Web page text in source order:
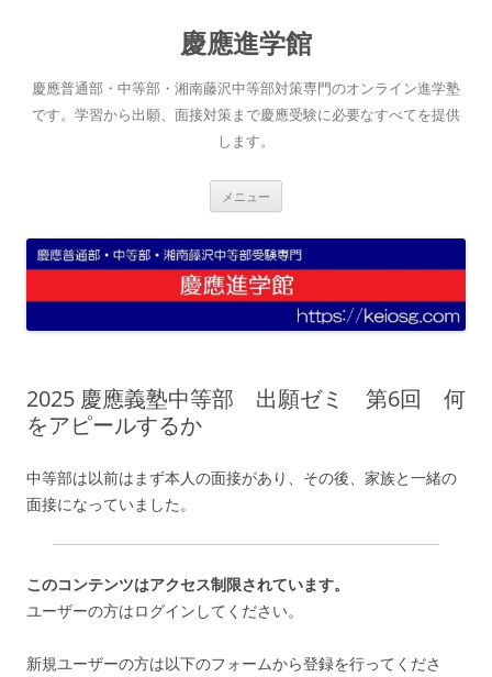
へ
ス
キ
慶應進学館
慶應普通部・中等部・湘南藤沢中等部対策専門のオンライン進学塾
です。学習から出願、面接対策まで慶應受験に必要なすべてを提供
します。
メニュー
2025 慶應義塾中等部 出願ゼミ 第6回 何
をアピールするか
中等部は以前はまず本人の面接があり、その後、家族と一緒の
面接になっていました。
このコンテンツはアクセス制限されています。
ユーザーの方はログインしてください。
新規ユーザーの方は以下のフォームから登録を行ってくださ